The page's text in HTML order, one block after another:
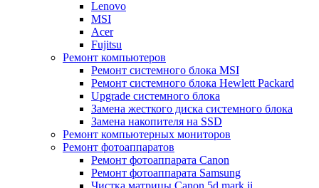
Lenovo
MSI
Acer
Fujitsu
Ремонт компьютеров
Ремонт системного блока MSI
Ремонт системного блока Hewlett Packard
Upgrade системного блока
Замена жесткого диска системного блока
Замена накопителя на SSD
Ремонт компьютерных мониторов
Ремонт фотоаппаратов
Ремонт фотоаппарата Canon
Ремонт фотоаппарата Samsung
Чистка матрицы Canon 5d mark ii